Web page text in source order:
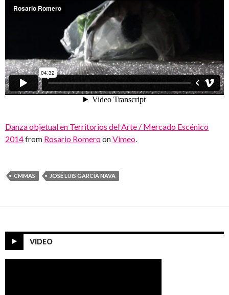
Danza objetual en Territorios del Arte / Mercado Escénico
2014from Rosario RomeroonVimeo
CMMAS JOSÉ LUIS GARCÍA NAVA
VIDEO